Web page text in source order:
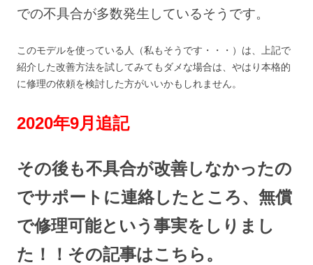
での不具合が多数発生しているそうです。
このモデルを使っている人（私もそうです・・・）は、上記で
紹介した改善方法を試してみてもダメな場合は、やはり本格的
に修理の依頼を検討した方がいいかもしれません。
2020年9月追記
その後も不具合が改善しなかったの
でサポートに連絡したところ、無償
で修理可能という事実をしりまし
た！！その記事はこちら。